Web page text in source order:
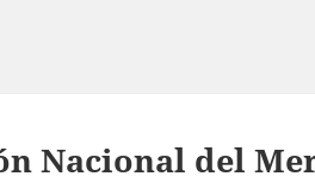
Nacional del